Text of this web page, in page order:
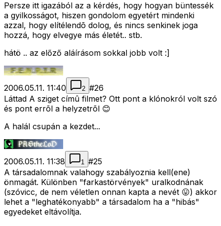
Persze itt igazából az a kérdés, hogy hogyan büntessék
a gyilkosságot, hiszen gondolom egyetért mindenki
azzal, hogy elítélendõ dolog, és nincs senkinek joga
hozzá, hogy elvegye más életét.. stb.
hátö .. az előző aláírásom sokkal jobb volt :]
2006.05.11. 11:40 2 #26
Láttad A sziget címû filmet? Ott pont a klónokról volt szó
és pont errõl a helyzetrõl 😊
A halál csupán a kezdet...
2006.05.11. 11:38 1 #25
A társadalomnak valahogy szabályoznia kell(ene)
önmagát. Különben "farkastörvények" uralkodnának
(szóvicc, de nem véletlen onnan kapta a nevét 😛) akkor
lehet a "leghatékonyabb" a társadalom ha a "hibás"
egyedeket eltávolítja.